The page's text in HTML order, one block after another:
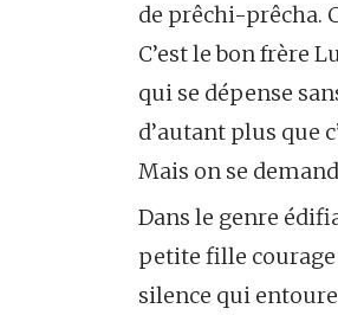
de prêchi-prêcha.
C’est le bon frère
qui se dépense
d’autant plus que
Mais on se
Dans le genre
petite fille
silence qui